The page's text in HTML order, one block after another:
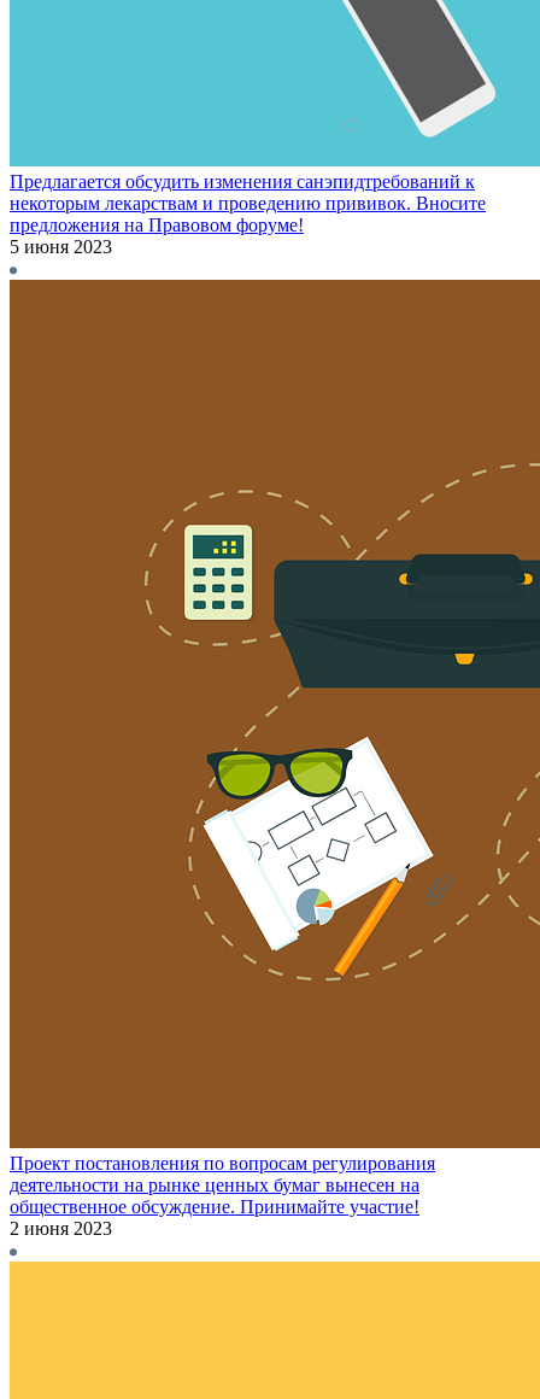
Предлагается обсудить изменения санэпидтребований к
некоторым лекарствам и проведению прививок. Вносите
предложения на Правовом форуме!
5 июня 2023
Проект постановления по вопросам регулирования
деятельности на рынке ценных бумаг вынесен на
общественное обсуждение. Принимайте участие!
2 июня 2023